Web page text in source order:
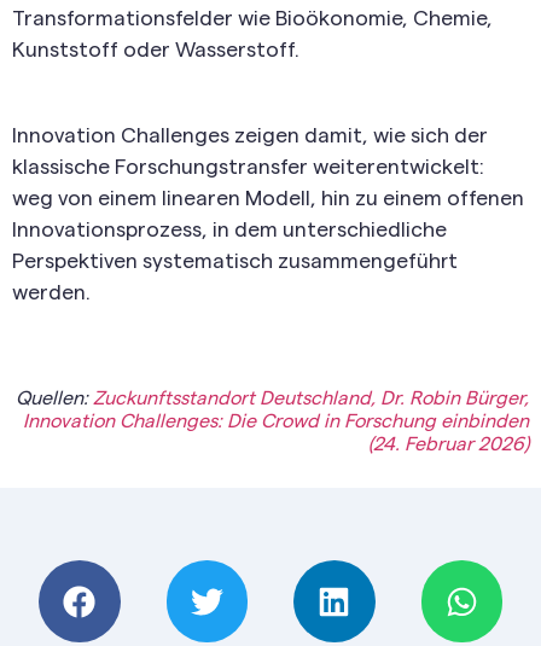
Transformationsfelder wie Bioökonomie, Chemie,
Kunststoff oder Wasserstoff.
Innovation Challenges zeigen damit, wie sich der
klassische Forschungstransfer weiterentwickelt:
weg von einem linearen Modell, hin zu einem offenen
Innovationsprozess, in dem unterschiedliche
Perspektiven systematisch zusammengeführt
werden.
Quellen:Zuckunftsstandort Deutschland, Dr. Robin Bürger,
Innovation Challenges: Die Crowd in Forschung einbinden
(24. Februar 2026)